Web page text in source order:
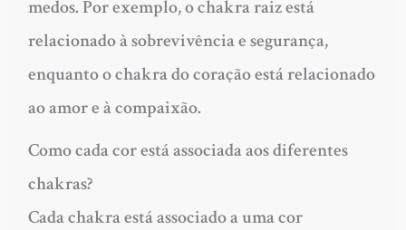
medos. Por exemplo, o chakra raiz está
relacionado à sobrevivência e segurança,
enquanto o chakra do coração está relacionado
ao amor e à compaixão.
Como cada cor está associada aos diferentes
chakras?
Cada chakra está associado a uma cor